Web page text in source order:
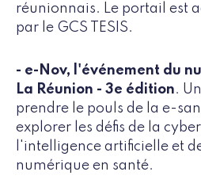
réunionnais. Le portail est
par le GCS TESIS.
- e-Nov, l'événement du
La Réunion - 3e édition.
prendre le pouls de la e-
explorer les défis de la
l'intelligence artificielle et
numérique en santé.